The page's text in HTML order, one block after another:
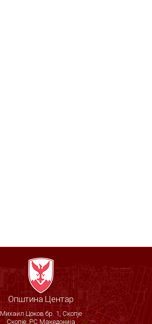
Општина Центар
Михаил Цоков бр. 1, Скопје
Скопје, РС Македонија